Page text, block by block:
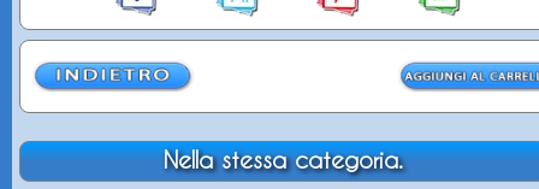
Nella stessa categoria.